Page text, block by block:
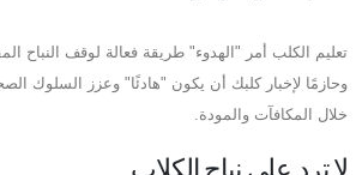
تعليم الكلب أمر "الهدوء" طريقة فعالة لوقف النباح
وحازمًا لإخبار كلبك أن يكون "هادئًا" وعزز السلوك
خلال المكافآت والمودة.